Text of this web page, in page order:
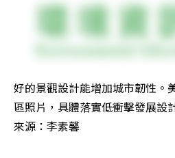
好的景觀設計能增加城市韌性。
區照片，具體落實低衝擊發展設
來源：李素馨